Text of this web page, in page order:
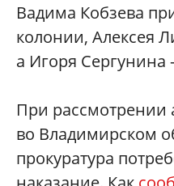
Вадима Кобзева
колонии, Алексея
а Игоря Сергунина
При
во Владимирском
прокуратура